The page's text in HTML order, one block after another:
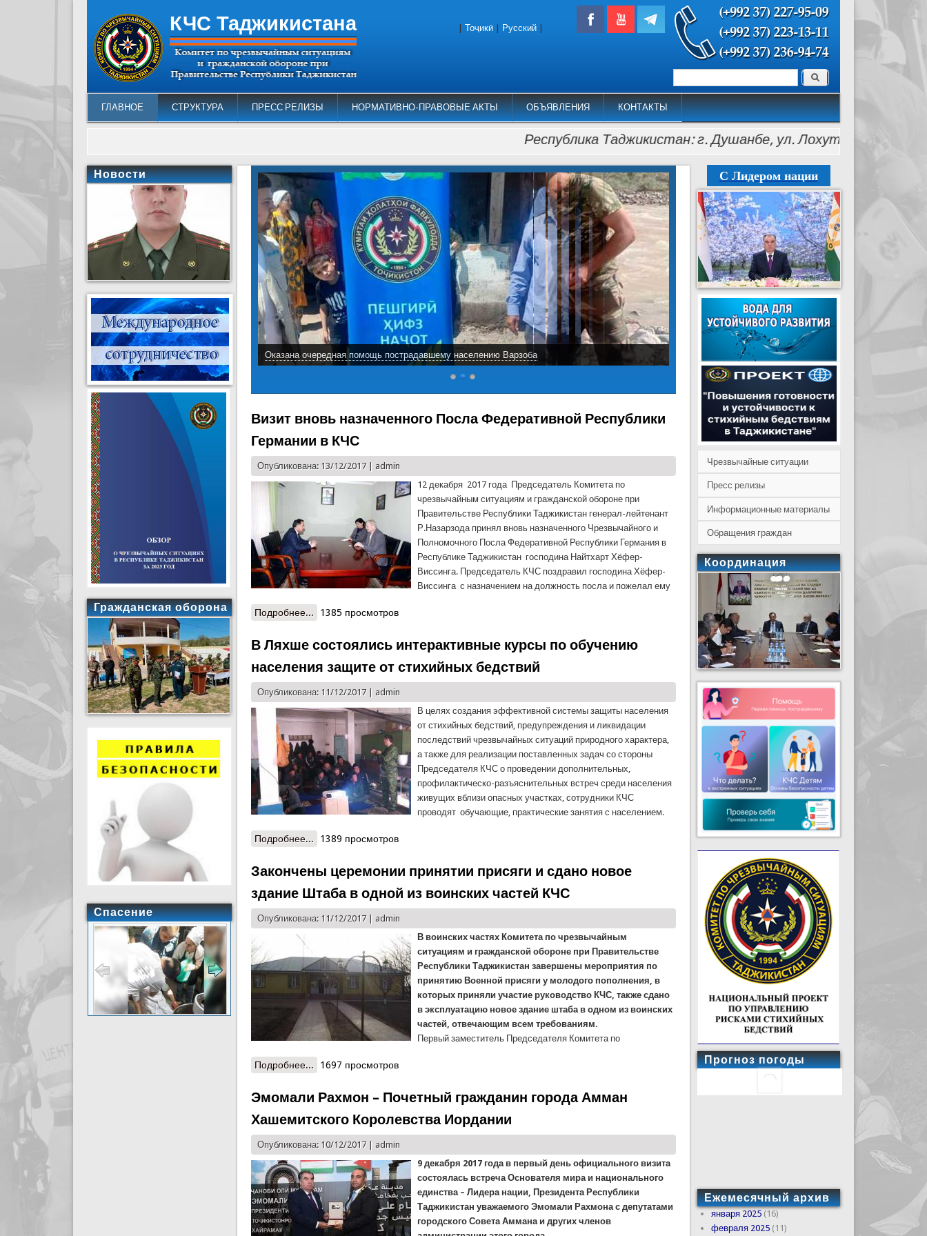
КЧС Таджикистана
ГЛАВНОЕ СТРУКТУРА ПРЕСС РЕЛИЗЫ НОРМАТИВНО-ПРАВОВЫЕ АКТЫ ОБЪЯВЛЕНИЯ КОНТАКТЫ
Форма поиска Поиск
Тоҷикӣ Русский
Республика Таджикистан: г. Душанбе, ул. Лохути, 26, тел.: (+992
Оказана очередная помощь пострадавшему населению Варзоба
Визит вновь назначенного Посла Федеративной Республики
Германии в КЧС
Опубликована: 13/12/2017 | admin
12 декабря 2017 года Председатель Комитета по
чрезвычайным ситуациям и гражданской обороне при
Правительстве Республики Таджикистан генерал-лейтенант
Р.Назарзода принял вновь назначенного Чрезвычайного и
Полномочного Посла Федеративной Республики Германия в
Республике Таджикистан господина Найтхарт Хёфер-
Виссинга. Председатель КЧС поздравил господина Хёфер-
Виссинга с назначением на должность посла и пожелал ему
Подробнее... о Визит вновь назначенного Посла Федеративной Республики Германии в КЧС
1385 просмотров
В Ляхше состоялись интерактивные курсы по обучению
населения защите от стихийных бедствий
Опубликована: 11/12/2017 | admin
В целях создания эффективной системы защиты населения
от стихийных бедствий, предупреждения и ликвидации
последствий чрезвычайных ситуаций природного характера,
а также для реализации поставленных задач со стороны
Председателя КЧС о проведении дополнительных,
профилактическо-разъяснительных встреч среди населения
живущих вблизи опасных участках, сотрудники КЧС
проводят обучающие, практические занятия с населением.
Подробнее... о В Ляхше состоялись интерактивные курсы по обучению населения защите от стихийных бедствий
1389 просмотров
Закончены церемонии принятии присяги и сдано новое
здание Штаба в одной из воинских частей КЧС
Опубликована: 11/12/2017 | admin
В воинских частях Комитета по чрезвычайным
ситуациям и гражданской обороне при Правительстве
Республики Таджикистан завершены мероприятия по
принятию Военной присяги у молодого пополнения, в
которых приняли участие руководство КЧС, также сдано
в эксплуатацию новое здание штаба в одном из воинских
частей, отвечающим всем требованиям.
Первый заместитель Председателя Комитета по
Подробнее... о Закончены церемонии принятии присяги и сдано новое здание Штаба в одной из воинских частей КЧС
1697 просмотров
Эмомали Рахмон – Почетный гражданин города Амман
Хашемитского Королевства Иордании
Опубликована: 10/12/2017 | admin
9 декабря 2017 года в первый день официального визита
состоялась встреча Основателя мира и национального
единства – Лидера нации, Президента Республики
Таджикистан уважаемого Эмомали Рахмона с депутатами
городского Совета Аммана и других членов
Новости
Гражданская оборона
Спасение
С Лидером нации
Чрезвычайные ситуации
Пресс релизы
Информационные материалы
Обращения граждан
Координация
Прогноз погоды
Ежемесячный архив
января 2025(16)
февраля 2025(11)